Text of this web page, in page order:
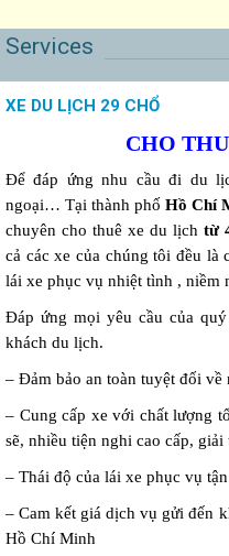
Services
XE DU LỊCH 29 CHỔ
CHO
Để đáp ứng nhu cầu đi du
ngoại… Tại thành phốHồ Chí
chuyên cho thuê xe du lịch từ
cả các xe của chúng tôi đều là
lái xe phục vụ nhiệt tình , niềm
Đáp ứng mọi yêu cầu của
khách du lịch.
– Đảm bảo an toàn tuyệt đối
– Cung cấp xe với chất lượng
sẽ, nhiều tiện nghi cao cấp,
– Thái độ của lái xe phục vụ
– Cam kết giá dịch vụ gửi đến
Hồ Chí Minh